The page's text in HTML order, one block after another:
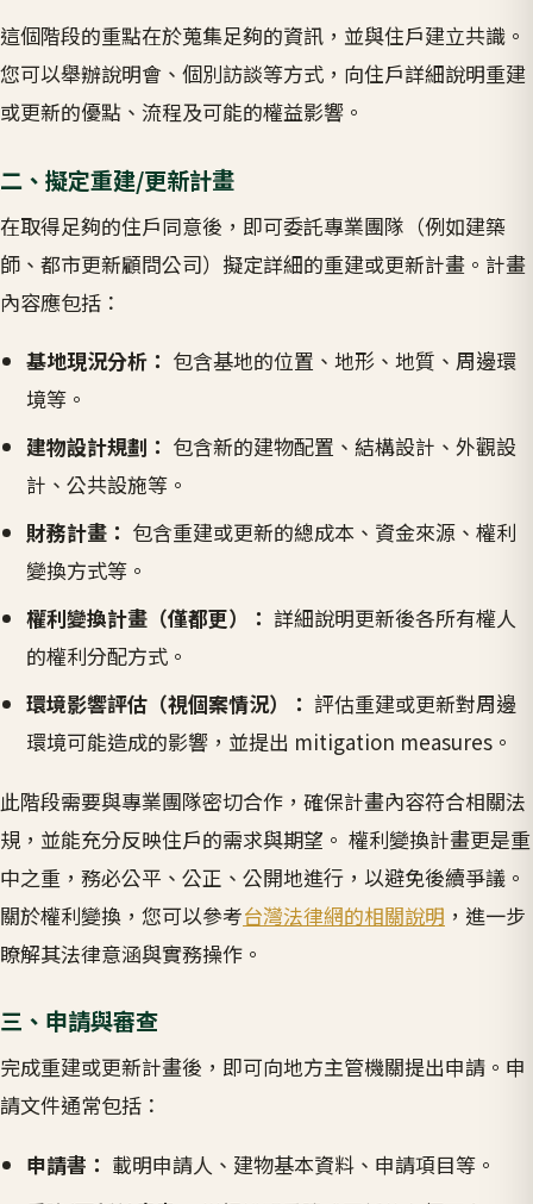
這個階段的重點在於蒐集足夠的資訊，並與住戶建立共識。
您可以舉辦說明會、個別訪談等方式，向住戶詳細說明重建
或更新的優點、流程及可能的權益影響。
二、擬定重建/更新計畫
在取得足夠的住戶同意後，即可委託專業團隊（例如建築
師、都市更新顧問公司）擬定詳細的重建或更新計畫。計畫
內容應包括：
基地現況分析： 包含基地的位置、地形、地質、周邊環
境等。
建物設計規劃： 包含新的建物配置、結構設計、外觀設
計、公共設施等。
財務計畫： 包含重建或更新的總成本、資金來源、權利
變換方式等。
權利變換計畫（僅都更）： 詳細說明更新後各所有權人
的權利分配方式。
環境影響評估（視個案情況）： 評估重建或更新對周邊
環境可能造成的影響，並提出 mitigation measures。
此階段需要與專業團隊密切合作，確保計畫內容符合相關法
規，並能充分反映住戶的需求與期望。 權利變換計畫更是重
中之重，務必公平、公正、公開地進行，以避免後續爭議。
關於權利變換，您可以參考台灣法律網的相關說明 ，進一步
瞭解其法律意涵與實務操作。
三、申請與審查
完成重建或更新計畫後，即可向地方主管機關提出申請。申
請文件通常包括：
申請書： 載明申請人、建物基本資料、申請項目等。